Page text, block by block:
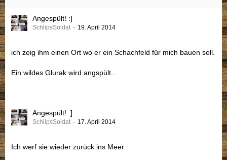
Angespült! :]
SchlipsSoldat 19. April 2014
ich zeig ihm einen Ort wo er ein Schachfeld für mich bauen soll.
Ein wildes Glurak wird angspült...
Angespült! :]
SchlipsSoldat 17. April 2014
Ich werf sie wieder zurück ins Meer.